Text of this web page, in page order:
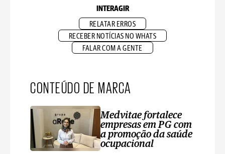
INTERAGIR
RELATAR ERROS
RECEBER NOTÍCIAS NO WHATS
FALAR COM A GENTE
CONTEÚDO DE MARCA
Medvitae fortalece
empresas em PG com
a promoção da saúde
ocupacional